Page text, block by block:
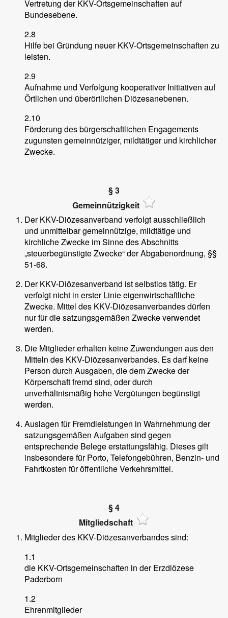
Vertretung der KKV-Ortsgemeinschaften auf
Bundesebene.
2.8
Hilfe bei Gründung neuer KKV-Ortsgemeinschaften zu
leisten.
2.9
Aufnahme und Verfolgung kooperativer Initiativen auf
Örtlichen und überörtlichen Diözesanebenen.
2.10
Förderung des bürgerschaftlichen Engagements
zugunsten gemeinnütziger, mildtätiger und kirchlicher
Zwecke.
§ 3
Gemeinnützigkeit
Der KKV-Diözesanverband verfolgt ausschließlich
und unmittelbar gemeinnützige, mildtätige und
kirchliche Zwecke im Sinne des Abschnitts
„steuerbegünstigte Zwecke“ der Abgabenordnung, §§
51-68.
Der KKV-Diözesanverband ist selbstlos tätig. Er
verfolgt nicht in erster Linie eigenwirtschaftliche
Zwecke. Mittel des KKV-Diözesanverbandes dürfen
nur für die satzungsgemäßen Zwecke verwendet
werden.
Die Mitglieder erhalten keine Zuwendungen aus den
Mitteln des KKV-Diözesanverbandes. Es darf keine
Person durch Ausgaben, die dem Zwecke der
Körperschaft fremd sind, oder durch
unverhältnismäßig hohe Vergütungen begünstigt
werden.
Auslagen für Fremdleistungen in Wahrnehmung der
satzungsgemäßen Aufgaben sind gegen
entsprechende Belege erstattungsfähig. Dieses gilt
insbesondere für Porto, Telefongebühren, Benzin- und
Fahrtkosten für öffentliche Verkehrsmittel.
§ 4
Mitgliedschaft
Mitglieder des KKV-Diözesanverbandes sind:
1.1
die KKV-Ortsgemeinschaften in der Erzdiözese
Paderborn
1.2
Ehrenmitglieder